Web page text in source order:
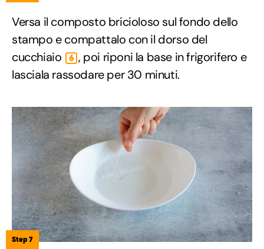
Versa il composto bricioloso sul fondo dello
stampo e compattalo con il dorso del
cucchiaio
6 , poi riponi la base in frigorifero e
lasciala rassodare per 30 minuti.
Step 7